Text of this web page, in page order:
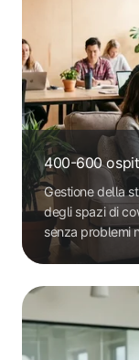
400-600
Gestione della
degli spazi di
senza problemi